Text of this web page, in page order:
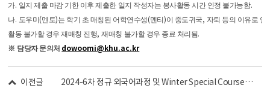
가. 일지 제출 마감 기한 이후 제출한 일지 작성자는 봉사활동 시간 인정 불가능함.
나. 도우미(멘토)는 학기 초 매칭된 어학연수생(멘티)이 중도귀국, 자퇴 등의 이유로 연
활동 불가할 경우 재매칭 진행,재매칭 불가할 경우 종료 처리됨.
※ 담당자 문의처 dowoomi@khu.ac.kr
이전글 2024-6차 정규 외국어과정 및 Winter Special Course 공지